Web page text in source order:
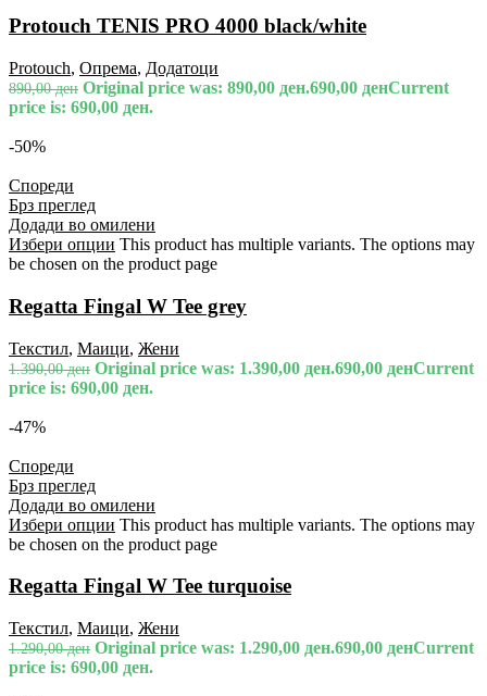
Protouch TENIS PRO 4000 black/white
Protouch, Опрема, Додатоци
890,00ден Original price was: 890,00 ден.690,00 денCurrent
price is: 690,00 ден.
-50%
Спореди
Брз преглед
Додади во омилени
Избери опции This product has multiple variants. The options may
be chosen on the product page
Regatta Fingal W Tee grey
Текстил, Маици, Жени
1.390,00ден Original price was: 1.390,00 ден.690,00 денCurrent
price is: 690,00 ден.
-47%
Спореди
Брз преглед
Додади во омилени
Избери опции This product has multiple variants. The options may
be chosen on the product page
Regatta Fingal W Tee turquoise
Текстил, Маици, Жени
1.290,00ден Original price was: 1.290,00 ден.690,00 денCurrent
price is: 690,00 ден.